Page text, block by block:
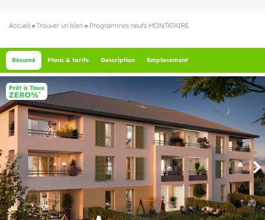
Accueil » Trouver un bien » Programmes neufs MONTATAIRE
Résumé Plans & tarifs Description Emplacement
1